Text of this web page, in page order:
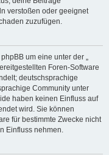
verstoßen oder geeignet
zuzufügen.
um eine unter der „
Foren-Software
deutschsprachige
Community unter
haben keinen Einfluss auf
wird. Sie können
für bestimmte Zwecke nicht
Einfluss nehmen.